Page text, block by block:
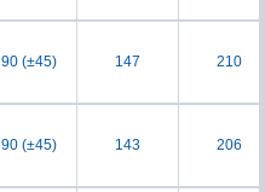
90 (±45) 147 210
90 (±45) 143 206